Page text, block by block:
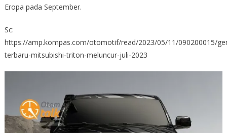
Eropa pada September.
Sc:
https://amp.kompas.com/otomotif/read/2023/05/11/090200015/
terbaru-mitsubishi-triton-meluncur-juli-2023